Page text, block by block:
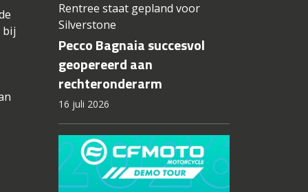
bij
Rentree staat gepland voor
Silverstone
Pecco Bagnaia succesvol
geopereerd aan
rechteronderarm
16 juli 2026